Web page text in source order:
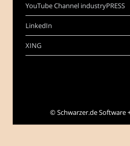
YouTube Channel industryPRESS
LinkedIn
XING
©Schwarzer.de Software